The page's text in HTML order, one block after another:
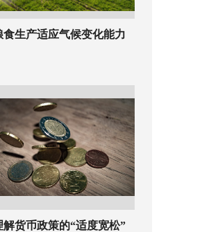
食生产适应气候变化能力
解货币政策的“适度宽松”